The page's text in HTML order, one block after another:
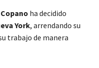
ha decidido
York, arrendando su
trabajo de manera